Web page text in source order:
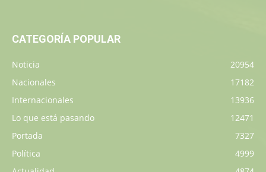
CATEGORÍA POPULAR
Noticia
20954
Nacionales
17182
Internacionales
13936
Lo que está pasando
12471
Portada
7327
Política
4999